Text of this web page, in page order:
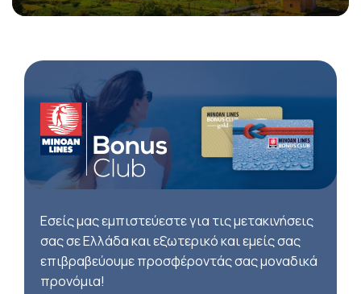
Εσείς μας εμπιστεύεστε για τις μετακινήσεις
σας σε Ελλάδα και εξωτερικό και εμείς σας
επιβραβεύουμε προσφέροντάς σας μοναδικά
προνόμια!